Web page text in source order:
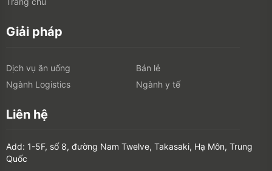
Giải pháp
Dịch vụ ăn uống
Bán lẻ
Ngành Logistics
Ngành y tế
Liên hệ
Add: 1-5F, số 8, đường Nam Twelve, Takasaki, Hạ Môn, Trung
Quốc